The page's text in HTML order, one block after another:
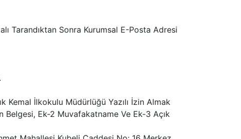
Tarandıktan Sonra Kurumsal E-Posta Adresi
Kemal İlkokulu Müdürlüğü Yazılı İzin Almak
Belgesi, Ek-2 Muvafakatname Ve Ek-3 Açık